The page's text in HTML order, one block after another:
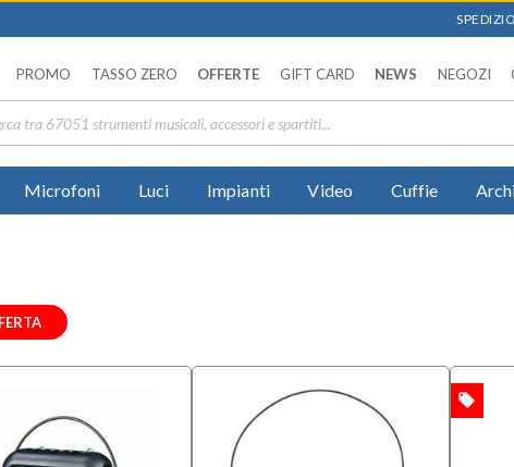
PROMO TASSO ZERO OFFERTE GIFT CARD NEWS NEGOZI
Microfoni Luci Impianti Video Cuffie
local_offer